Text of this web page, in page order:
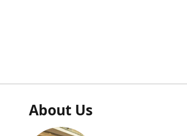
About Us